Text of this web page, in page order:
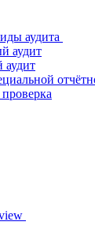
аудита
аудит
аудит